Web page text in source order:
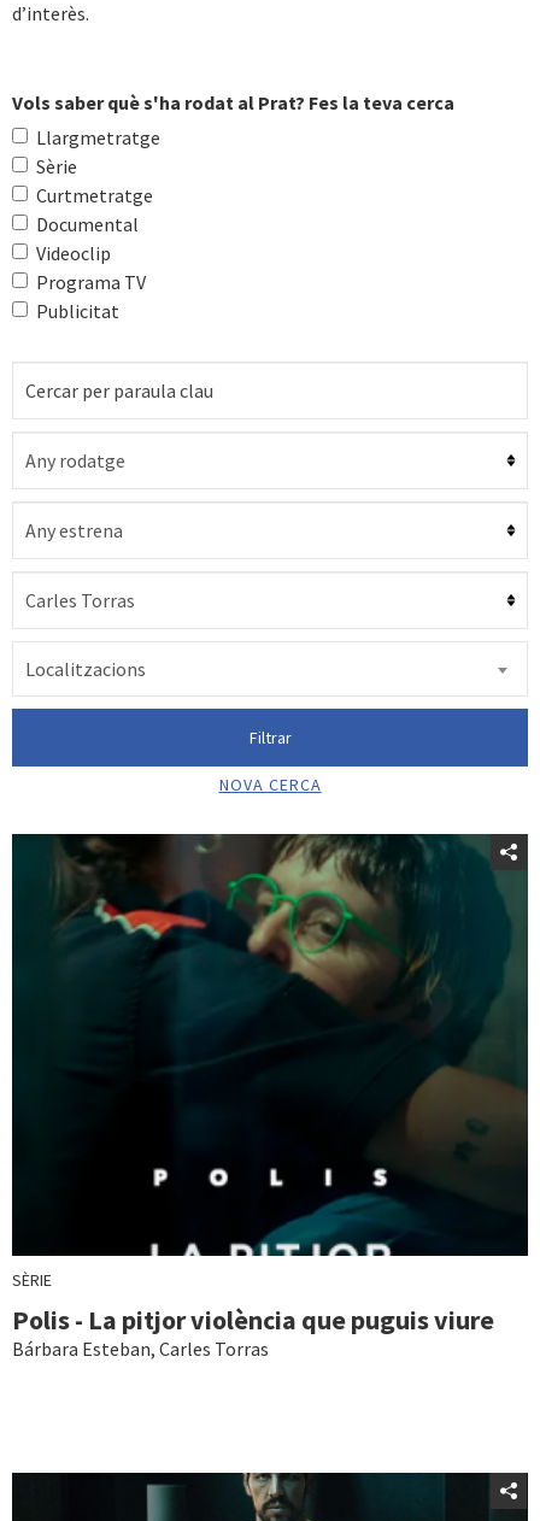
d’interès.
Vols saber què s'ha rodat al Prat? Fes la teva cerca
Llargmetratge
Sèrie
Curtmetratge
Documental
Videoclip
Programa TV
Publicitat
Localitzacions
Filtrar
NOVA CERCA
SÈRIE
Polis - La pitjor violència que puguis viure
Bárbara Esteban, Carles Torras